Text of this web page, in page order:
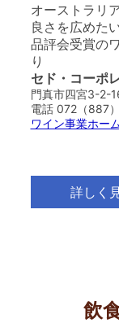
オーストラリ
良さを広めた
品評会受賞の
り
セド・コーポ
門真市四宮3-2-
電話 072（887
ワイン事業ホー
詳しく
飲